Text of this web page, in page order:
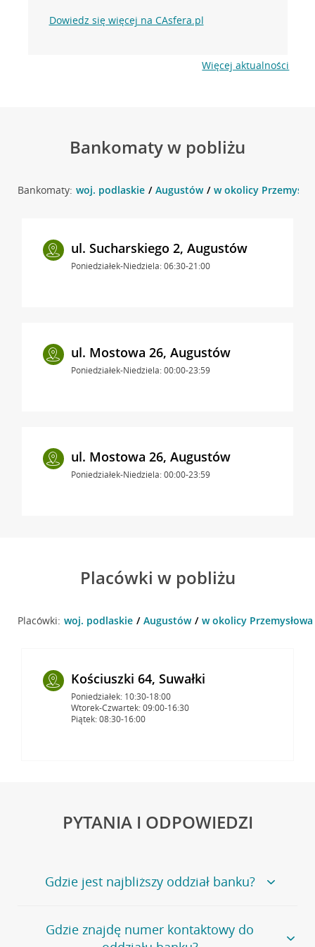
Dowiedz się więcej na CAsfera.pl
Więcej aktualności
Bankomaty w pobliżu
Bankomaty: woj. podlaskie Augustów w okolicy
ul. Sucharskiego 2, Augustów
Poniedziałek-Niedziela: 06:30-21:00
ul. Mostowa 26, Augustów
Poniedziałek-Niedziela: 00:00-23:59
ul. Mostowa 26, Augustów
Poniedziałek-Niedziela: 00:00-23:59
Placówki w pobliżu
Placówki: woj. podlaskie Augustów w okolicy
Kościuszki 64, Suwałki
Poniedziałek: 10:30-18:00
Wtorek-Czwartek: 09:00-16:30
Piątek: 08:30-16:00
PYTANIA I ODPOWIEDZI
Gdzie jest najbliższy oddział banku?
Jeśli szukasz oddziału naszego banku, zapraszamy na
stronęPlacówki i bankomaty, na której znajduje się
Gdzie znajdę numer kontaktowy do